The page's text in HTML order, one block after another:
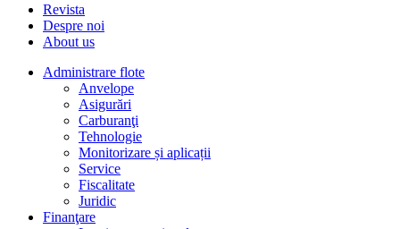
Revista
Despre noi
About us
Administrare flote
Anvelope
Asigurări
Carburanţi
Tehnologie
Monitorizare și aplicații
Service
Fiscalitate
Juridic
Finanţare